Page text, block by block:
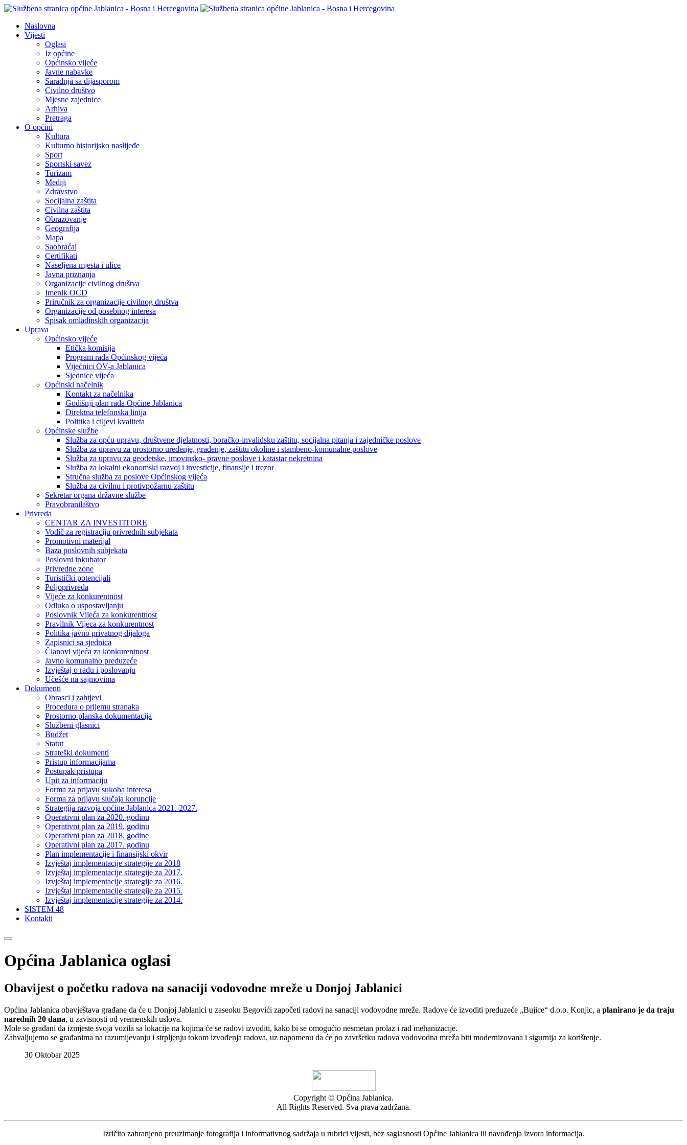
Naslovna
Vijesti
Oglasi
Iz općine
Općinsko vijeće
Javne nabavke
Saradnja sa dijasporom
Civilno društvo
Mjesne zajednice
Arhiva
Pretraga
O općini
Kultura
Kulturno historijsko naslijeđe
Sport
Sportski savez
Turizam
Mediji
Zdravstvo
Socijalna zaštita
Civilna zaštita
Obrazovanje
Geografija
Mapa
Saobraćaj
Certifikati
Naseljena mjesta i ulice
Javna priznanja
Organizacije civilnog društva
Imenik OCD
Priručnik za organizacije civilnog društva
Organizacije od posebnog interesa
Spisak omladinskih organizacija
Uprava
Općinsko vijeće
Etička komisija
Program rada Općinskog vijeća
Vijećnici OV-a Jablanica
Sjednice vijeća
Općinski načelnik
Kontakt za načelnika
Godišnji plan rada Općine Jablanica
Direktna telefonska linija
Politika i ciljevi kvaliteta
Općinske službe
Služba za opću upravu, društvene djelatnosti, boračko-invalidsku zaštitu, socijalna pitanja i zajedničke poslove
Služba za upravu za prostorno uređenje, građenje, zaštitu okoline i stambeno-komunalne poslove
Služba za upravu za geodetske, imovinsko- pravne poslove i katastar nekretnina
Služba za lokalni ekonomski razvoj i investicije, finansije i trezor
Stručna služba za poslove Općinskog vijeća
Služba za civilnu i protivpožarnu zaštitu
Sekretar organa državne službe
Pravobranilaštvo
Privreda
CENTAR ZA INVESTITORE
Vodič za registraciju privrednih subjekata
Promotivni materijal
Baza poslovnih subjekata
Poslovni inkubator
Privredne zone
Turistički potencijali
Poljoprivreda
Vijeće za konkurentnost
Odluka o uspostavljanju
Poslovnik Vijeća za konkurentnost
Pravilnik Vijeca za konkurentnost
Politika javno privatnog dijaloga
Zapisnici sa sjednica
Članovi vijeća za konkurentnost
Javno komunalno preduzeće
Izvještaj o radu i poslovanju
Učešće na sajmovima
Dokumenti
Obrasci i zahtjevi
Procedura o prijemu stranaka
Prostorno planska dokumentacija
Službeni glasnici
Budžet
Statut
Strateški dokumenti
Pristup informacijama
Postupak pristupa
Upit za informaciju
Forma za prijavu sukoba interesa
Forma za prijavu slučaja korupcije
Strategija razvoja općine Jablanica 2021.-2027.
Operativni plan za 2020. godinu
Operativni plan za 2019. godinu
Operativni plan za 2018. godine
Operativni plan za 2017. godinu
Plan implementacije i finansijski okvir
Izvještaj implementacije strategije za 2018
Izvještaj implementacije strategije za 2017.
Izvještaj implementacije strategije za 2016.
Izvještaj implementacije strategije za 2015.
Izvještaj implementacije strategije za 2014.
SISTEM 48
Kontakti
Općina Jablanica oglasi
Obavijest o početku radova na sanaciji vodovodne mreže u Donjoj Jablanici
Općina Jablanica obavještava građane da će u Donjoj Jablanici u zaseoku Begovići započeti radovi na sanaciji vodovodne mreže. Radove će izvoditi preduzeće „Bujice“ d.o.o. Konjic, a planirano je da traju
narednih 20 dana, u zavisnosti od vremenskih uslova.
Mole se građani da izmjeste svoja vozila sa lokacije na kojima će se radovi izvoditi, kako bi se omogućio nesmetan prolaz i rad mehanizacije.
Zahvaljujemo se građanima na razumijevanju i strpljenju tokom izvođenja radova, uz napomenu da će po završetku radova vodovodna mreža biti modernizovana i sigurnija za korištenje.
30 Oktobar 2025
Copyright © Općina Jablanica.
All Rights Reserved. Sva prava zadržana.
Izričito zabranjeno preuzimanje fotografija i informativnog sadržaja u rubrici vijesti, bez saglasnosti Općine Jablanica ili navođenja izvora informacija.